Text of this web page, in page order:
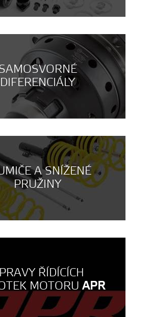
DIFERENCIÁLY
A SNÍŽENÉ
PRUŽINY
ŘÍDÍCÍCH
MOTORUAPR